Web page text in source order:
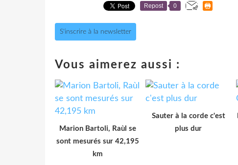
Repost 0
S'inscrire à la newsletter
Vous aimerez aussi :
Marion Bartoli, Raùl se
sont mesurés sur 42,195
km
Sauter à la corde c'est
plus dur